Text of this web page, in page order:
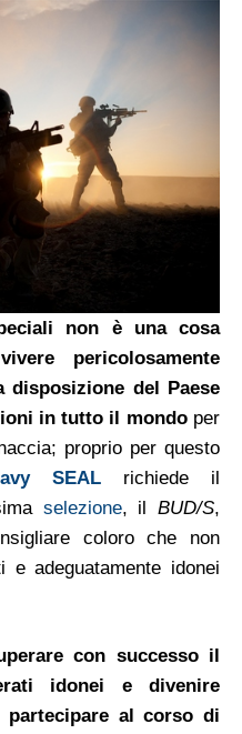
non è una cosa
pericolosamente
del Paese
in tutto il mondoper
proprio per questo
SEALrichiede il
selezione, ilBUD/S,
coloro che non
e adeguatamente idonei
con successo il
idonei e divenire
partecipare al corso di